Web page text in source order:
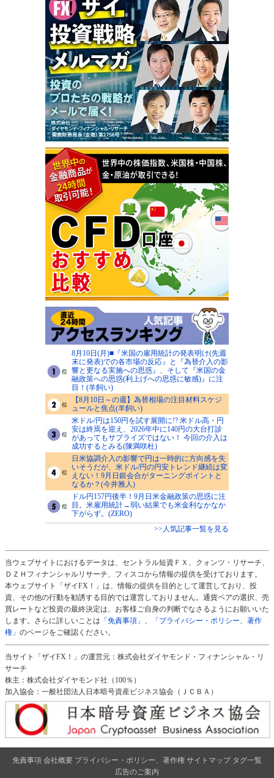
8月10日(月)■『米国の雇用統計の発表明け(先週
末に発表)での各市場の反応』と『為替介入の影
響と更なる実施への思惑』、そして『米国の金
融政策への思惑(利上げへの思惑に敏感)』に注
目！(羊飼い)
【8月10日～の週】為替相場の注目材料スケジ
ュールと焦点(羊飼い)
米ドル/円は150円を試す展開に!? 米ドル高・円
安は終焉を迎え、2026年中に140円の大台打診
があってもサプライズではない！ 今回の介入は
成功するとみる(陳満咲杜)
日米協調介入の影響で円は一時的に方向感を失
いそうだが、米ドル/円の円安トレンド継続は変
えない！9月日銀会合がターニングポイントと
なるか？(今井雅人)
ドル円157円後半！9月日米金融政策の思惑に注
目。米雇用統計→弱い結果でも米金利なかなか
下がらず。(ZERO)
>>人気記事一覧を見る
当ウェブサイトにおけるデータは、セントラル短資ＦＸ、クォンツ・リサーチ、
ＤＺＨフィナンシャルリサーチ、フィスコから情報の提供を受けております。
本ウェブサイト「ザイFX！」は、情報の提供を目的として運営しており、投
資、その他の行動を勧誘する目的では運営しておりません。通貨ペアの選択、売
買レートなど投資の最終決定は、お客様ご自身の判断でなさるようにお願いいた
します。さらに詳しいことは 「免責事項」 、
「プライバシー・ポリシー、著作
権」 のページをご確認ください。
当サイト「ザイFX！」の運営元：株式会社ダイヤモンド・フィナンシャル・リ
サーチ
株主：株式会社ダイヤモンド社（100％）
加入協会：一般社団法人日本暗号資産ビジネス協会（ＪＣＢＡ）
免責事項 会社概要 プライバシー・ポリシー、著作権 サイトマップ タグ一覧
広告のご案内